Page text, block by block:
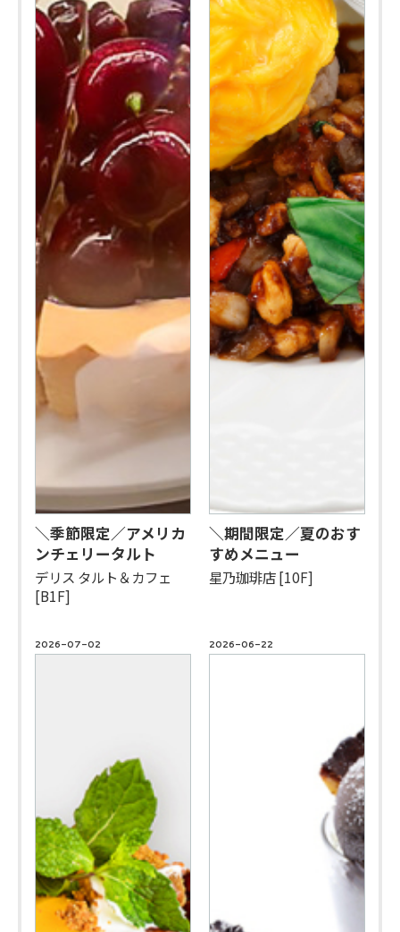
＼季節限定／アメリカ
ンチェリータルト
デリス タルト＆カフェ
[B1F]
＼期間限定／夏のおす
すめメニュー
星乃珈琲店 [10F]
2026-07-02 2026-06-22